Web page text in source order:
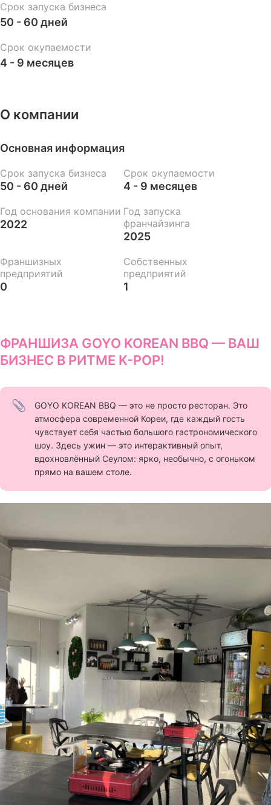
Срок запуска бизнеса
50 - 60 дней
Срок окупаемости
4 - 9 месяцев
О компании
Основная информация
Срок запуска бизнеса
50 - 60 дней
Срок окупаемости
4 - 9 месяцев
Год основания компании
2022
Год запуска
франчайзинга
2025
Франшизных
предприятий
0
Собственных
предприятий
1
ФРАНШИЗА GOYO KOREAN BBQ — ВАШ
БИЗНЕС В РИТМЕ K-POP!
GOYO KOREAN BBQ — это не просто ресторан. Это
атмосфера современной Кореи, где каждый гость
чувствует себя частью большого гастрономического
шоу. Здесь ужин — это интерактивный опыт,
вдохновлённый Сеулом: ярко, необычно, с огоньком
прямо на вашем столе.